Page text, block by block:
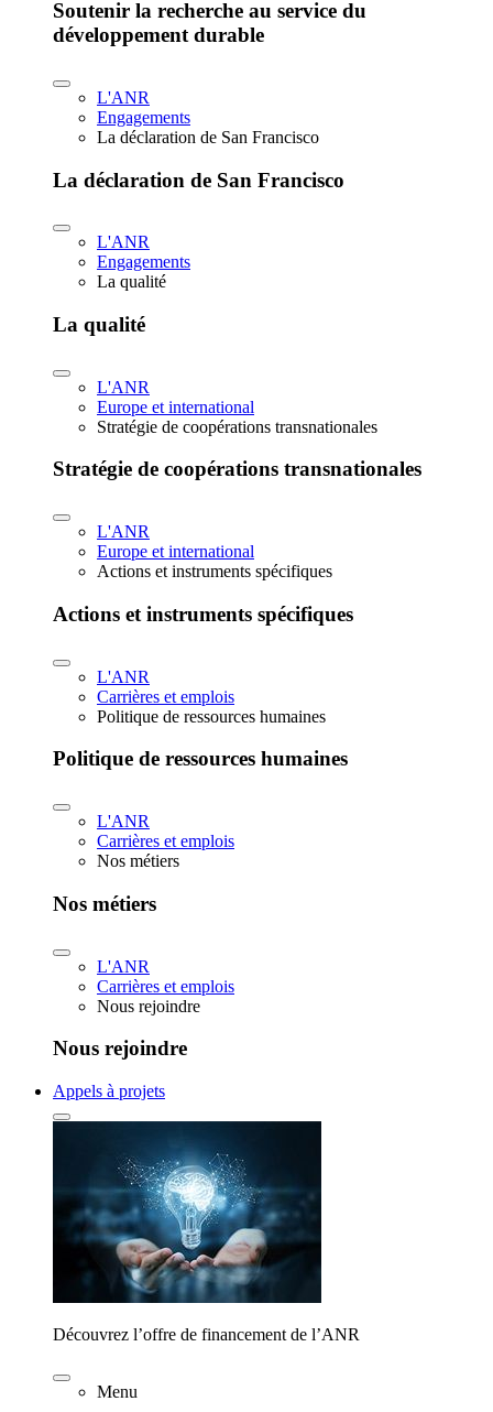
Soutenir la recherche au service du
développement durable
L'ANR
Engagements
La déclaration de San Francisco
La déclaration de San Francisco
L'ANR
Engagements
La qualité
La qualité
L'ANR
Europe et international
Stratégie de coopérations transnationales
Stratégie de coopérations transnationales
L'ANR
Europe et international
Actions et instruments spécifiques
Actions et instruments spécifiques
L'ANR
Carrières et emplois
Politique de ressources humaines
Politique de ressources humaines
L'ANR
Carrières et emplois
Nos métiers
Nos métiers
L'ANR
Carrières et emplois
Nous rejoindre
Nous rejoindre
Appels à projets
Découvrez l’offre de financement de l’ANR
Menu